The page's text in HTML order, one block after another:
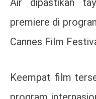
Air dipastikan
premiere di
Cannes Film
Keempat film